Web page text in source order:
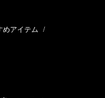
めアイテム /